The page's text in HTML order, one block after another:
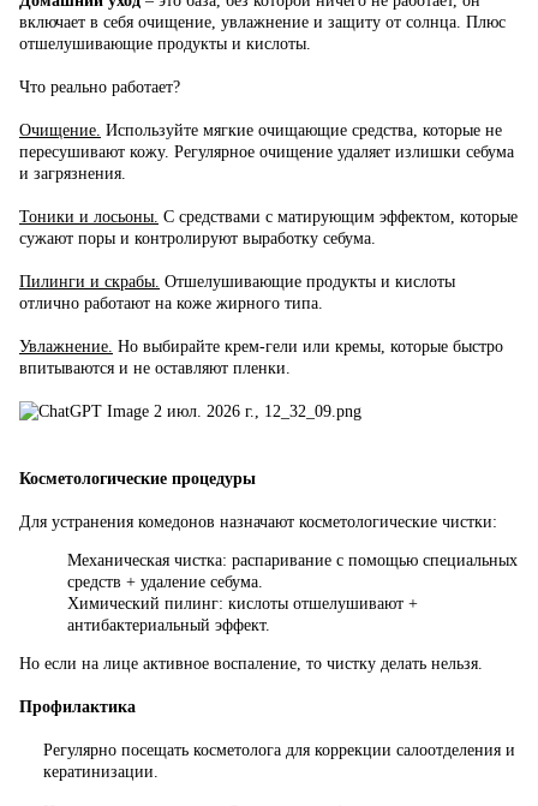
включает в себя очищение, увлажнение и защиту от солнца. Плюс
отшелушивающие продукты и кислоты.
Что реально работает?
Очищение. Используйте мягкие очищающие средства, которые не
пересушивают кожу. Регулярное очищение удаляет излишки себума
и загрязнения.
Тоники и лосьоны. С средствами с матирующим эффектом, которые
сужают поры и контролируют выработку себума.
Пилинги и скрабы. Отшелушивающие продукты и кислоты
отлично работают на коже жирного типа.
Увлажнение. Но выбирайте крем-гели или кремы, которые быстро
впитываются и не оставляют пленки.
Косметологические процедуры
Для устранения комедонов назначают косметологические чистки:
Механическая чистка: распаривание с помощью специальных
средств + удаление себума.
Химический пилинг: кислоты отшелушивают +
антибактериальный эффект.
Но если на лице активное воспаление, то чистку делать нельзя.
Профилактика
Регулярно посещать косметолога для коррекции салоотделения и
кератинизации.